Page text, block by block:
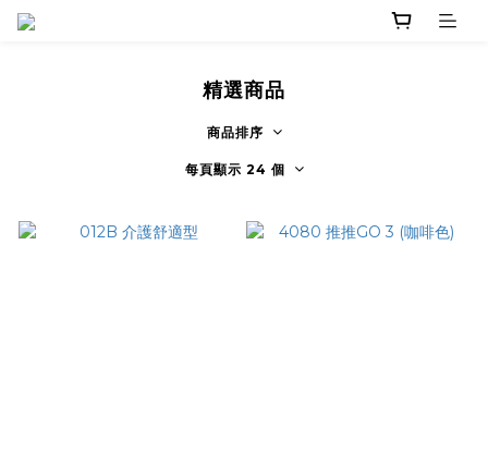
精選商品
商品排序
每頁顯示 24 個